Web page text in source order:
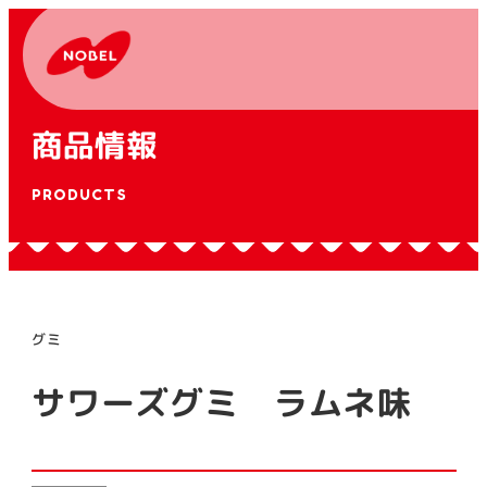
商品情報
PRODUCTS
グミ
サワーズグミ ラムネ味